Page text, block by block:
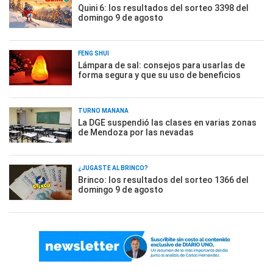
Quini 6: los resultados del sorteo 3398 del
domingo 9 de agosto
FENG SHUI
Lámpara de sal: consejos para usarlas de
forma segura y que su uso de beneficios
TURNO MAÑANA
La DGE suspendió las clases en varias zonas
de Mendoza por las nevadas
¿JUGASTE AL BRINCO?
Brinco: los resultados del sorteo 1366 del
domingo 9 de agosto